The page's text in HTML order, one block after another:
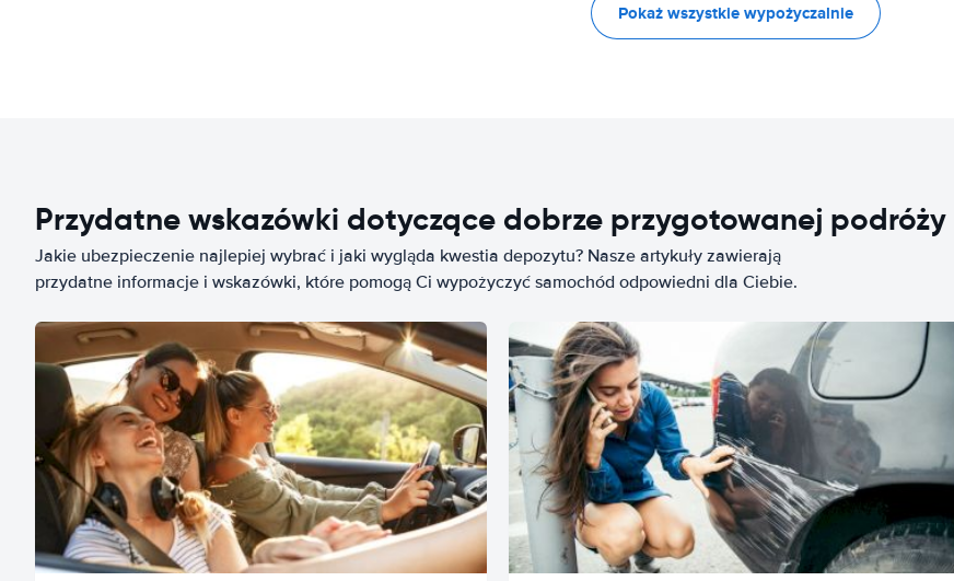
Pokaż wszystkie wypożyczalnie
Przydatne wskazówki dotyczące dobrze przygotowanej podróży
Jakie ubezpieczenie najlepiej wybrać i jaki wygląda kwestia depozytu? Nasze artykuły zawierają
przydatne informacje i wskazówki, które pomogą Ci wypożyczyć samochód odpowiedni dla Ciebie.